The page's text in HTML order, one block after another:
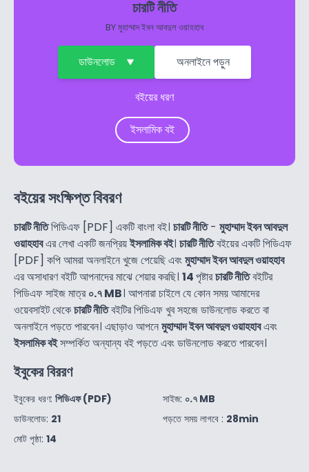
চারটি নীতি
BYমুহাম্মাদ ইবন আবদুল ওয়াহহাব
ডাউনলোড অনলাইনে পড়ুন
বইয়ের ধরণ
ইসলামিক বই
বইয়ের সংক্ষিপ্ত বিবরণ
চারটি নীতিপিডিএফ [PDF] একটি বাংলা বই। চারটি নীতি- মুহাম্মাদ ইবন আবদুল
ওয়াহহাবএর লেখা একটি জনপ্রিয়ইসলামিক বই। চারটি নীতিবইয়ের একটি পিডিএফ
[PDF] কপি আমরা অনলাইনে খুজে পেয়েছি এবংমুহাম্মাদ ইবন আবদুল ওয়াহহাব
এর অসাধারণ বইটি আপনাদের মাঝে শেয়ার করছি। 14পৃষ্টারচারটি নীতিবইটির
পিডিএফ সাইজ মাত্র০.৭ MB। আপনারা চাইলে যে কোন সময় আমাদের
ওয়েবসাইট থেকেচারটি নীতিবইটির পিডিএফ খুব সহজে ডাউনলোড করতে বা
অনলাইনে পড়তে পারবেন। এছাড়াও আপনেমুহাম্মাদ ইবন আবদুল ওয়াহহাবএবং
ইসলামিক বইসম্পর্কিত অন্যান্য বই পড়তে এবং ডাউনলোড করতে পারবেন।
ইবুকের বিররণ
ইবুকের ধরণ: পিডিএফ (PDF)
ডাউনলোড: 21
মোট পৃষ্ঠা: 14
সাইজ: ০.৭ MB
পড়তে সময় লাগবে : 28min